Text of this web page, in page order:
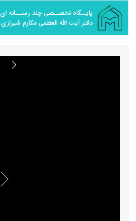
پایــگاه تخصــصی چند رســـانه ای
دفتر آیت الله العظمی مکارم شیرازی